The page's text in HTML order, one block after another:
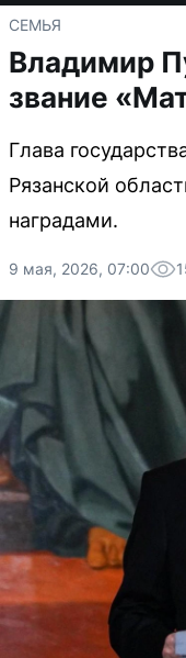
СЕМЬЯ
Владимир
звание
Глава
Рязанской
наградами.
9 мая, 2026, 07:00